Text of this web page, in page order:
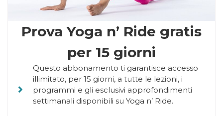
Prova Yoga n’ Ride gratis
per 15 giorni
Questo abbonamento ti garantisce accesso
illimitato, per 15 giorni, a tutte le lezioni, i
programmi e gli esclusivi approfondimenti
settimanali disponibili su Yoga n’ Ride.